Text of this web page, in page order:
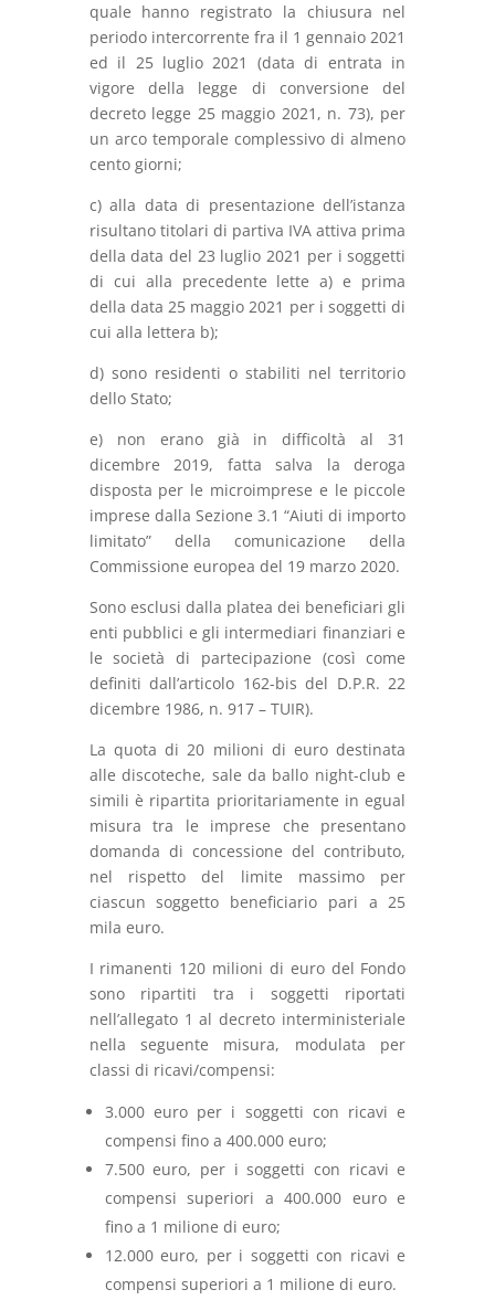
quale hanno registrato la chiusura nel
periodo intercorrente fra il 1 gennaio 2021
ed il 25 luglio 2021 (data di entrata in
vigore della legge di conversione del
decreto legge 25 maggio 2021, n. 73), per
un arco temporale complessivo di almeno
cento giorni;
c) alla data di presentazione dell’istanza
risultano titolari di partiva IVA attiva prima
della data del 23 luglio 2021 per i soggetti
di cui alla precedente lette a) e prima
della data 25 maggio 2021 per i soggetti di
cui alla lettera b);
d) sono residenti o stabiliti nel territorio
dello Stato;
e) non erano già in difficoltà al 31
dicembre 2019, fatta salva la deroga
disposta per le microimprese e le piccole
imprese dalla Sezione 3.1 “Aiuti di importo
limitato” della comunicazione della
Commissione europea del 19 marzo 2020.
Sono esclusi dalla platea dei beneficiari gli
enti pubblici e gli intermediari finanziari e
le società di partecipazione (così come
definiti dall’articolo 162-bis del D.P.R. 22
dicembre 1986, n. 917 – TUIR).
La quota di 20 milioni di euro destinata
alle discoteche, sale da ballo night-club e
simili è ripartita prioritariamente in egual
misura tra le imprese che presentano
domanda di concessione del contributo,
nel rispetto del limite massimo per
ciascun soggetto beneficiario pari a 25
mila euro.
I rimanenti 120 milioni di euro del Fondo
sono ripartiti tra i soggetti riportati
nell’allegato 1 al decreto interministeriale
nella seguente misura, modulata per
classi di ricavi/compensi:
3.000 euro per i soggetti con ricavi e
compensi fino a 400.000 euro;
7.500 euro, per i soggetti con ricavi e
compensi superiori a 400.000 euro e
fino a 1 milione di euro;
12.000 euro, per i soggetti con ricavi e
compensi superiori a 1 milione di euro.